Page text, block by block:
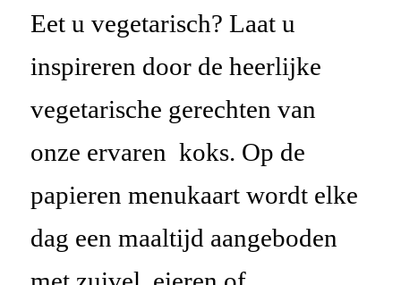
Eet u vegetarisch? Laat u
inspireren door de heerlijke
vegetarische gerechten van
onze ervaren koks. Op de
papieren menukaart wordt elke
dag een maaltijd aangeboden